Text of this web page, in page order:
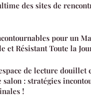
des sites de
pour un
et Résistant Toute la
de lecture douillet
salon : stratégies
!